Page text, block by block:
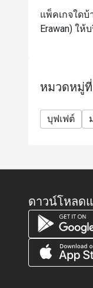
o เด็ก:
ท่านจะส
(เงื่อนไ
การจอง)
*โปรโมชั่
*ส่วนลดไ
*ค่าบริกา
ถาม: ร้าน
ตอบ:
The
ร้านนี้เป็
มีทั้งแบบบุ
แพ็คเกจใดบ้
Erawan) ให้
หมวดหมู่
บุฟเฟต์
ดาวน์โหลด